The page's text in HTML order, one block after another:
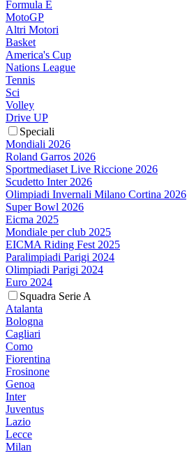
Formula E
MotoGP
Altri Motori
Basket
America's Cup
Nations League
Tennis
Sci
Volley
Drive UP
Speciali
Mondiali 2026
Roland Garros 2026
Sportmediaset Live Riccione 2026
Scudetto Inter 2026
Olimpiadi Invernali Milano Cortina 2026
Super Bowl 2026
Eicma 2025
Mondiale per club 2025
EICMA Riding Fest 2025
Paralimpiadi Parigi 2024
Olimpiadi Parigi 2024
Euro 2024
Squadra Serie A
Atalanta
Bologna
Cagliari
Como
Fiorentina
Frosinone
Genoa
Inter
Juventus
Lazio
Lecce
Milan